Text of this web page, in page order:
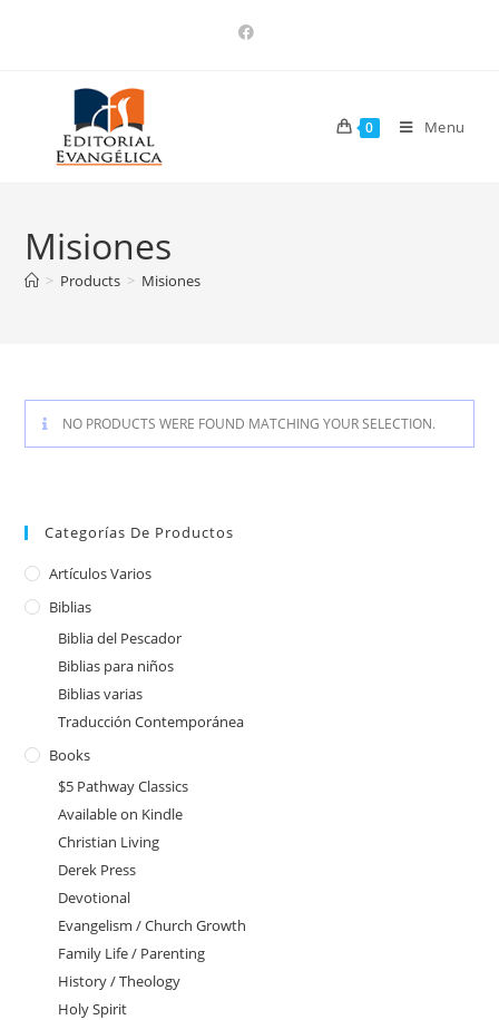
0 Menu
Misiones
> Products > Misiones
NO PRODUCTS WERE FOUND MATCHING YOUR SELECTION.
Categorías De Productos
Artículos Varios
Biblias
Biblia del Pescador
Biblias para niños
Biblias varias
Traducción Contemporánea
Books
$5 Pathway Classics
Available on Kindle
Christian Living
Derek Press
Devotional
Evangelism / Church Growth
Family Life / Parenting
History / Theology
Holy Spirit